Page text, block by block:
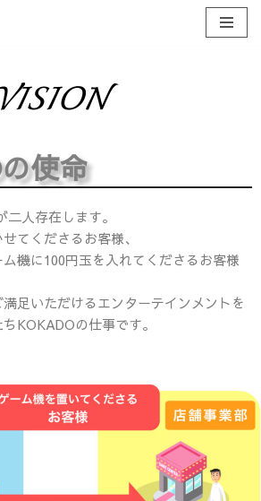
使命
人存在します。
てくださるお客様、
機に100円玉を入れてくださるお客様
足いただけるエンターテインメントを
KOKADOの仕事です。